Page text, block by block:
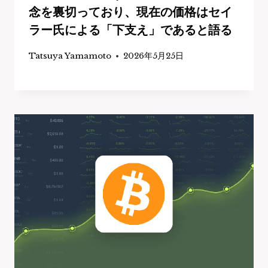
念を裏切っており、現在の価格はセイ
ラー氏による「下支え」であると語る
Tatsuya Yamamoto 2026年5月25日